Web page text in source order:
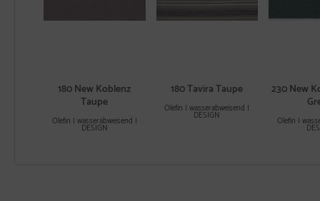
180 New Koblenz
Taupe
Olefin | wasserabweisend |
DESIGN
180 Tavira Taupe
Olefin | wasserabweisend |
DESIGN
230 New
Olefin |